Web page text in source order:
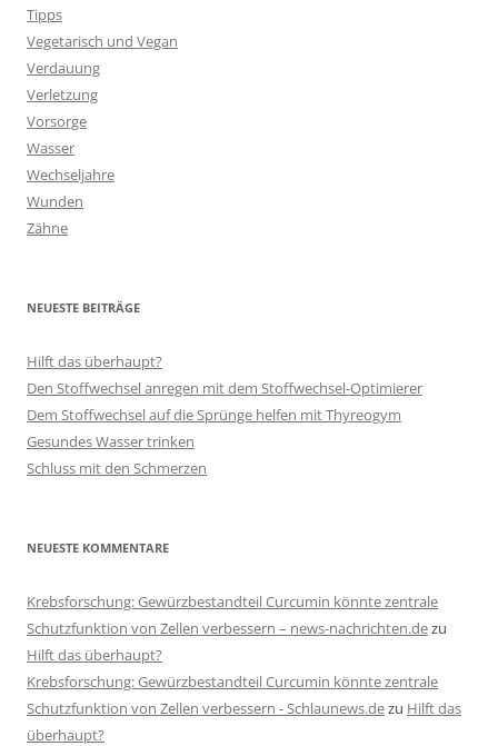
Tipps
Vegetarisch und Vegan
Verdauung
Verletzung
Vorsorge
Wasser
Wechseljahre
Wunden
Zähne
NEUESTE BEITRÄGE
Hilft das überhaupt?
Den Stoffwechsel anregen mit dem Stoffwechsel-Optimierer
Dem Stoffwechsel auf die Sprünge helfen mit Thyreogym
Gesundes Wasser trinken
Schluss mit den Schmerzen
NEUESTE KOMMENTARE
Krebsforschung: Gewürzbestandteil Curcumin könnte zentrale
Schutzfunktion von Zellen verbessern – news-nachrichten.dezu
Hilft das überhaupt?
Krebsforschung: Gewürzbestandteil Curcumin könnte zentrale
Schutzfunktion von Zellen verbessern - Schlaunews.dezu Hilft das
überhaupt?